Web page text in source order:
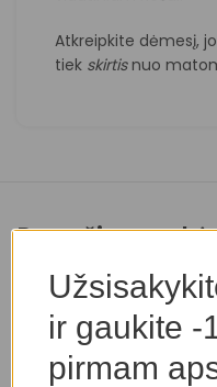
Atkreipkite dėmesį,
tiek skirtisnuo
Panašios
ir gaukite -
pirmam